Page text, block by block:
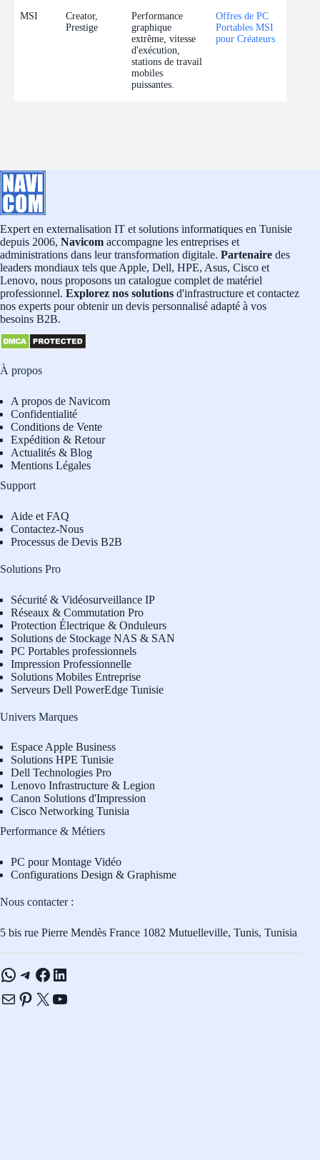
MSI
Creator,
Prestige
Performance
graphique
extrême, vitesse
d'exécution,
stations de travail
mobiles
puissantes.
Offres de PC
Portables MSI
pour Créateurs
Expert en externalisation IT et solutions informatiques en Tunisie
depuis 2006, Navicom accompagne les entreprises et
administrations dans leur transformation digitale. Partenaire des
leaders mondiaux tels que Apple, Dell, HPE, Asus, Cisco et
Lenovo, nous proposons un catalogue complet de matériel
professionnel. Explorez nos solutions d'infrastructure et contactez
nos experts pour obtenir un devis personnalisé adapté à vos
besoins B2B.
À propos
A propos de Navicom
Confidentialité
Conditions de Vente
Expédition & Retour
Actualités & Blog
Mentions Légales
Support
Aide et FAQ
Contactez-Nous
Processus de Devis B2B
Solutions Pro
Sécurité & Vidéosurveillance IP
Réseaux & Commutation Pro
Protection Électrique & Onduleurs
Solutions de Stockage NAS & SAN
PC Portables professionnels
Impression Professionnelle
Solutions Mobiles Entreprise
Serveurs Dell PowerEdge Tunisie
Univers Marques
Espace Apple Business
Solutions HPE Tunisie
Dell Technologies Pro
Lenovo Infrastructure & Legion
Canon Solutions d'Impression
Cisco Networking Tunisia
Performance & Métiers
PC pour Montage Vidéo
Configurations Design & Graphisme
Nous contacter :
5 bis rue Pierre Mendès France 1082 Mutuelleville, Tunis, Tunisia
WhatsApp
Telegram
Facebook
LinkedIn
E-mailPinterest
X YouTube